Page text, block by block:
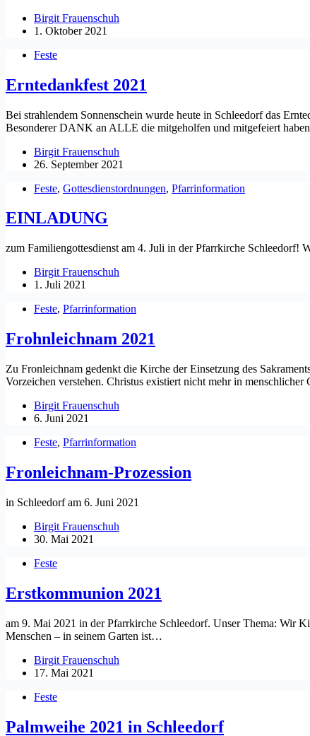
Birgit Frauenschuh
1. Oktober 2021
Feste
Erntedankfest 2021
Bei strahlendem Sonnenschein wurde heute in Schleedorf das
Besonderer DANK an ALLE die mitgeholfen und mitgefeiert
Birgit Frauenschuh
26. September 2021
Feste, Gottesdienstordnungen, Pfarrinformation
EINLADUNG
zum Familiengottesdienst am 4. Juli in der Pfarrkirche Schleedorf!
Birgit Frauenschuh
1. Juli 2021
Feste, Pfarrinformation
Frohnleichnam 2021
Zu Fronleichnam gedenkt die Kirche der Einsetzung des
Vorzeichen verstehen. Christus existiert nicht mehr in
Birgit Frauenschuh
6. Juni 2021
Feste, Pfarrinformation
Fronleichnam-Prozession
in Schleedorf am 6. Juni 2021
Birgit Frauenschuh
30. Mai 2021
Feste
Erstkommunion 2021
am 9. Mai 2021 in der Pfarrkirche Schleedorf. Unser Thema: Wir
Menschen – in seinem Garten ist…
Birgit Frauenschuh
17. Mai 2021
Feste
Palmweihe 2021 in Schleedorf